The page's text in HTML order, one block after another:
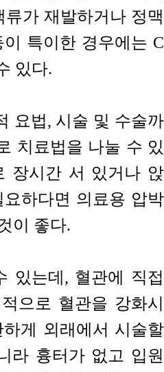
가 재발하거나 정맥
특이한 경우에는 C
있다.
요법, 시술 및 수술까
치료법을 나눌 수 있
장시간 서 있거나 앉
하다면 의료용 압박
이 좋다.
있는데, 혈관에 직접
으로 혈관을 강화시
게 외래에서 시술할
라 흉터가 없고 입원